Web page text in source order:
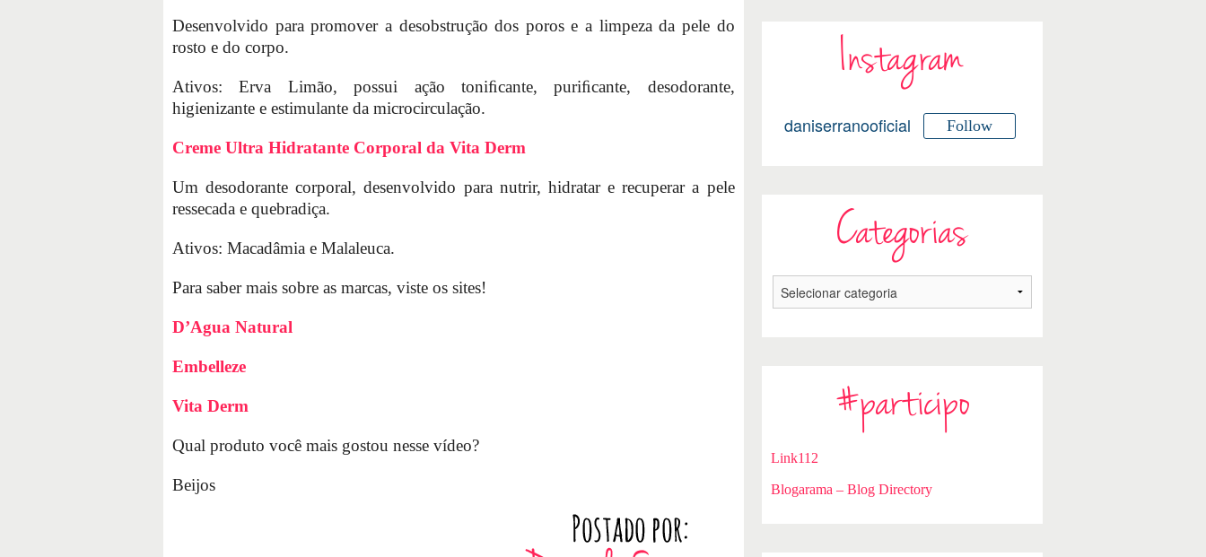
Desenvolvido para promover a desobstrução dos poros e a limpeza da pele do
rosto e do corpo.
Ativos: Erva Limão, possui ação toniﬁcante, puriﬁcante, desodorante,
higienizante e estimulante da microcirculação.
Creme Ultra Hidratante Corporal da Vita Derm
Um desodorante corporal, desenvolvido para nutrir, hidratar e recuperar a pele
ressecada e quebradiça.
Ativos: Macadâmia e Malaleuca.
Para saber mais sobre as marcas, viste os sites!
D’Agua Natural
Embelleze
Vita Derm
Qual produto você mais gostou nesse vídeo?
Beijos
Instagram
daniserranooficial Follow
Categorias
#participo
Link112
Blogarama – Blog Directory